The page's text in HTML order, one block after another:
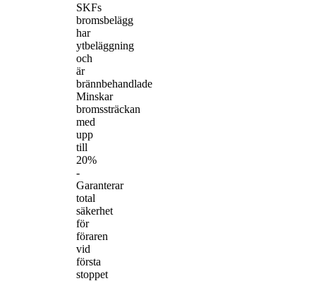
SKFs
bromsbelägg
har
ytbeläggning
och
är
brännbehandlade
Minskar
bromssträckan
med
upp
till
20%
-
Garanterar
total
säkerhet
för
föraren
vid
första
stoppet